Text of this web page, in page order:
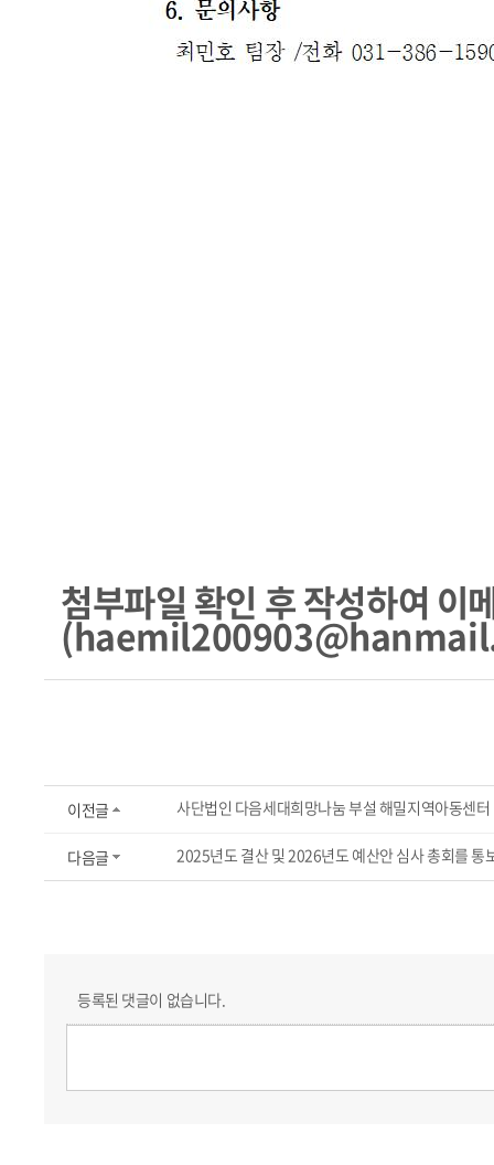
첨부파일 확인 후 작성하여 이
이전글 사단법인 다음세대희망나눔 부설 해밀지역아동센
다음글 2025년도 결산 및 2026년도 예산안 심사 총회를 통
등록된 댓글이 없습니다.